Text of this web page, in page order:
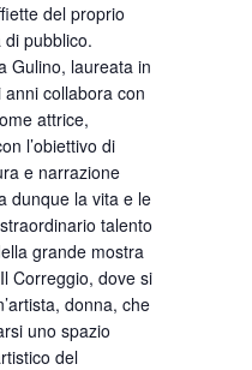
del proprio
pubblico.
Gulino, laureata in
collabora con
attrice,
l’obiettivo di
e narrazione
dunque la vita e le
talento
grande mostra
Correggio, dove si
donna, che
uno spazio
del